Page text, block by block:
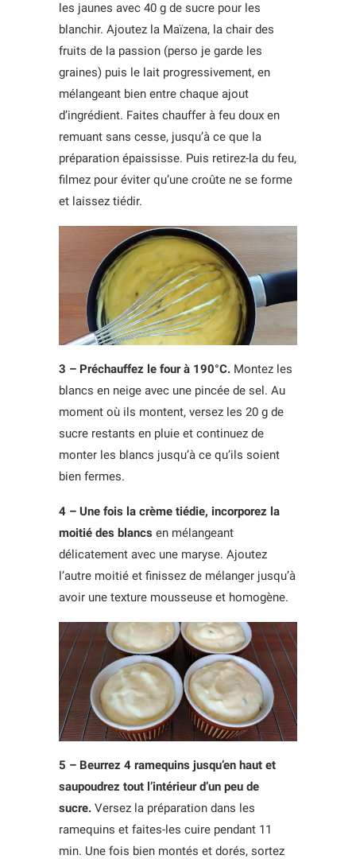
les jaunes avec 40 g de sucre pour les
blanchir. Ajoutez la Maïzena, la chair des
fruits de la passion (perso je garde les
graines) puis le lait progressivement, en
mélangeant bien entre chaque ajout
d’ingrédient. Faites chauffer à feu doux en
remuant sans cesse, jusqu’à ce que la
préparation épaississe. Puis retirez-la du feu,
filmez pour éviter qu’une croûte ne se forme
et laissez tiédir.
3 – Préchauffez le four à 190°C. Montez les
blancs en neige avec une pincée de sel. Au
moment où ils montent, versez les 20 g de
sucre restants en pluie et continuez de
monter les blancs jusqu’à ce qu’ils soient
bien fermes.
4 – Une fois la crème tiédie, incorporez la
moitié des blancs en mélangeant
délicatement avec une maryse. Ajoutez
l’autre moitié et finissez de mélanger jusqu’à
avoir une texture mousseuse et homogène.
5 – Beurrez 4 ramequins jusqu’en haut et
saupoudrez tout l’intérieur d’un peu de
sucre. Versez la préparation dans les
ramequins et faites-les cuire pendant 11
min. Une fois bien montés et dorés, sortez